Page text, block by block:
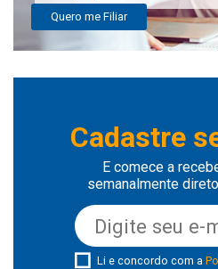
Quero me Filiar
Cadastre
E comece a
semanalmente
Li e concordo com a